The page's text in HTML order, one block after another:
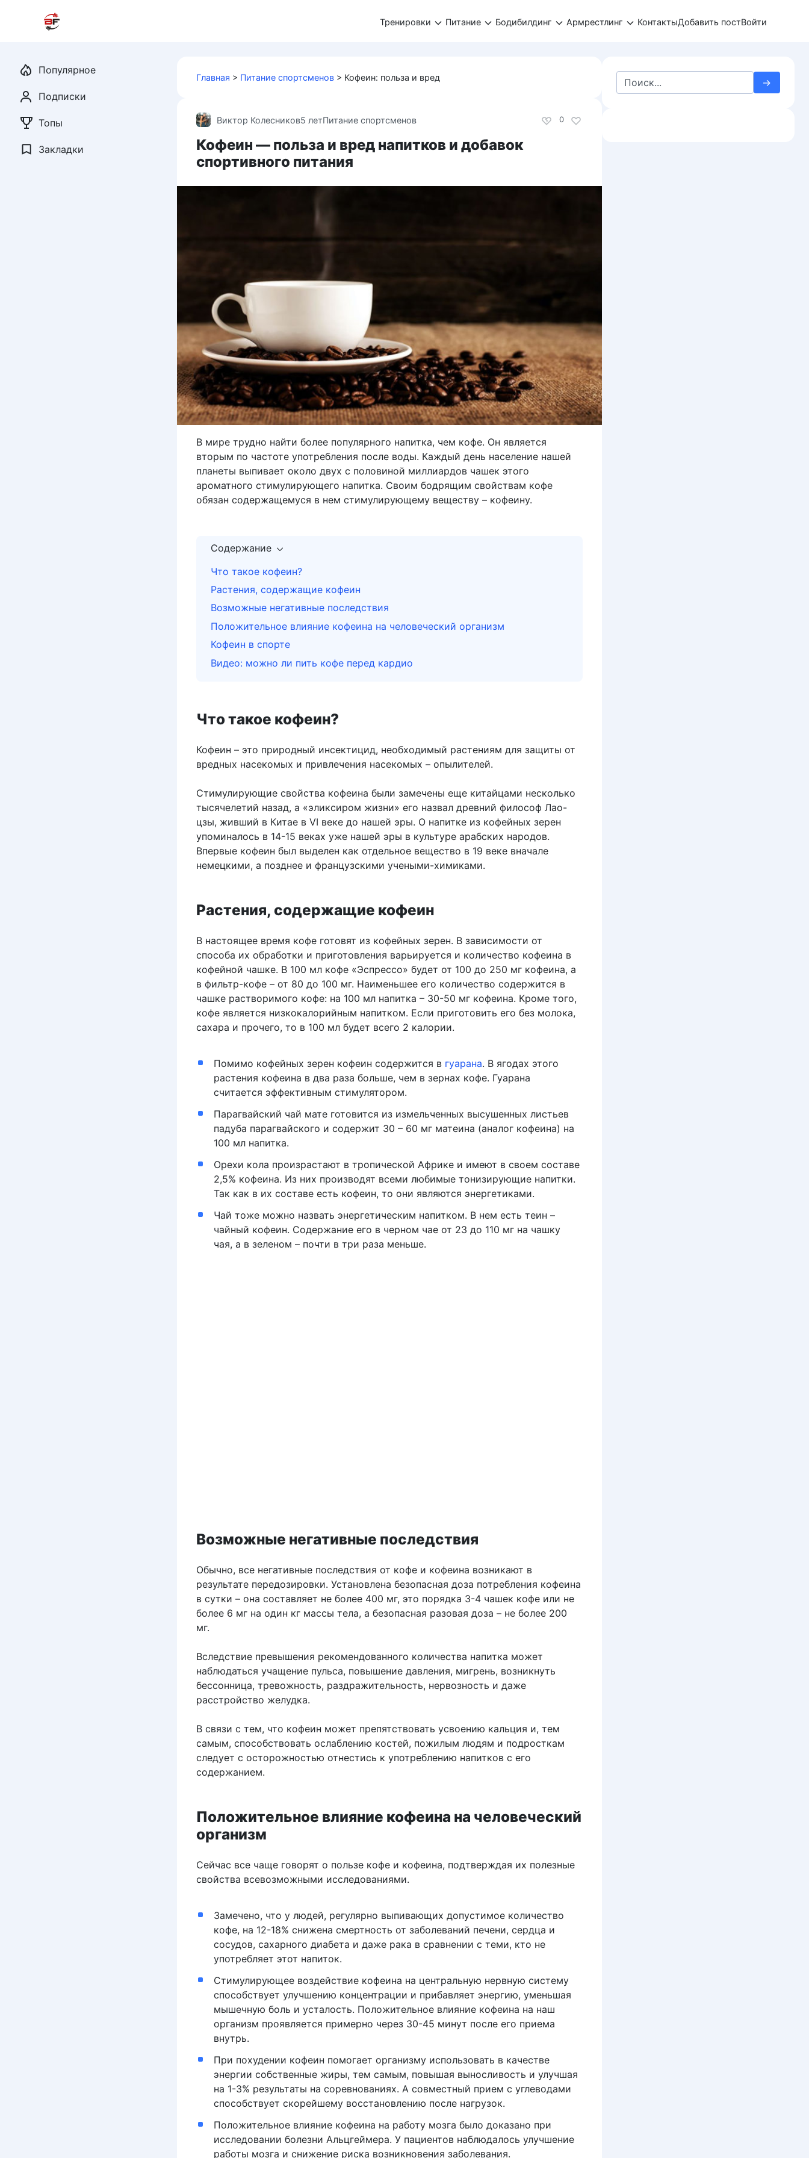
Тренировки Питание Бодибилдинг Армрестлинг КонтактыДобавить постВойти
Главная > Питание спортсменов > Кофеин: польза и вред
0
Виктор Колесников5 летПитание спортсменов
Кофеин — польза и вред напитков и добавок
спортивного питания
В мире трудно найти более популярного напитка, чем кофе. Он является
вторым по частоте употребления после воды. Каждый день население нашей
планеты выпивает около двух с половиной миллиардов чашек этого
ароматного стимулирующего напитка. Своим бодрящим свойствам кофе
обязан содержащемуся в нем стимулирующему веществу – кофеину.
Содержание
Что такое кофеин?
Растения, содержащие кофеин
Возможные негативные последствия
Положительное влияние кофеина на человеческий организм
Кофеин в спорте
Видео: можно ли пить кофе перед кардио
Что такое кофеин?
Кофеин – это природный инсектицид, необходимый растениям для защиты от
вредных насекомых и привлечения насекомых – опылителей.
Стимулирующие свойства кофеина были замечены еще китайцами несколько
тысячелетий назад, а «эликсиром жизни» его назвал древний философ Лао-
цзы, живший в Китае в VI веке до нашей эры. О напитке из кофейных зерен
упоминалось в 14-15 веках уже нашей эры в культуре арабских народов.
Впервые кофеин был выделен как отдельное вещество в 19 веке вначале
немецкими, а позднее и французскими учеными-химиками.
Растения, содержащие кофеин
В настоящее время кофе готовят из кофейных зерен. В зависимости от
способа их обработки и приготовления варьируется и количество кофеина в
кофейной чашке. В 100 мл кофе «Эспрессо» будет от 100 до 250 мг кофеина, а
в фильтр-кофе – от 80 до 100 мг. Наименьшее его количество содержится в
чашке растворимого кофе: на 100 мл напитка – 30-50 мг кофеина. Кроме того,
кофе является низкокалорийным напитком. Если приготовить его без молока,
сахара и прочего, то в 100 мл будет всего 2 калории.
Помимо кофейных зерен кофеин содержится в гуарана. В ягодах этого
растения кофеина в два раза больше, чем в зернах кофе. Гуарана
считается эффективным стимулятором.
Парагвайский чай мате готовится из измельченных высушенных листьев
падуба парагвайского и содержит 30 – 60 мг матеина (аналог кофеина) на
100 мл напитка.
Орехи кола произрастают в тропической Африке и имеют в своем составе
2,5% кофеина. Из них производят всеми любимые тонизирующие напитки.
Так как в их составе есть кофеин, то они являются энергетиками.
Чай тоже можно назвать энергетическим напитком. В нем есть теин –
чайный кофеин. Содержание его в черном чае от 23 до 110 мг на чашку
чая, а в зеленом – почти в три раза меньше.
Возможные негативные последствия
Обычно, все негативные последствия от кофе и кофеина возникают в
результате передозировки. Установлена безопасная доза потребления кофеина
в сутки – она составляет не более 400 мг, это порядка 3-4 чашек кофе или не
более 6 мг на один кг массы тела, а безопасная разовая доза – не более 200
мг.
Вследствие превышения рекомендованного количества напитка может
наблюдаться учащение пульса, повышение давления, мигрень, возникнуть
бессонница, тревожность, раздражительность, нервозность и даже
расстройство желудка.
В связи с тем, что кофеин может препятствовать усвоению кальция и, тем
самым, способствовать ослаблению костей, пожилым людям и подросткам
следует с осторожностью отнестись к употреблению напитков с его
содержанием.
Положительное влияние кофеина на человеческий
организм
Сейчас все чаще говорят о пользе кофе и кофеина, подтверждая их полезные
свойства всевозможными исследованиями.
Замечено, что у людей, регулярно выпивающих допустимое количество
кофе, на 12-18% снижена смертность от заболеваний печени, сердца и
сосудов, сахарного диабета и даже рака в сравнении с теми, кто не
употребляет этот напиток.
Стимулирующее воздействие кофеина на центральную нервную систему
способствует улучшению концентрации и прибавляет энергию, уменьшая
мышечную боль и усталость. Положительное влияние кофеина на наш
организм проявляется примерно через 30-45 минут после его приема
внутрь.
При похудении кофеин помогает организму использовать в качестве
энергии собственные жиры, тем самым, повышая выносливость и улучшая
на 1-3% результаты на соревнованиях. А совместный прием с углеводами
способствует скорейшему восстановлению после нагрузок.
Положительное влияние кофеина на работу мозга было доказано при
исследовании болезни Альцгеймера. У пациентов наблюдалось улучшение
работы мозга и снижение риска возникновения заболевания.
Популярное
Подписки
Топы
Закладки
Search
for: